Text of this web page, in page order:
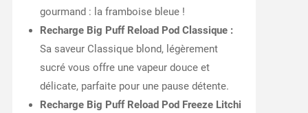
gourmand : la framboise bleue !
Recharge Big Puff Reload Pod Classique :
Sa saveur Classique blond, légèrement
sucré vous offre une vapeur douce et
délicate, parfaite pour une pause détente.
Recharge Big Puff Reload Pod Freeze Litchi